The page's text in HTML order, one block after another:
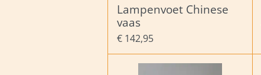
Lampenvoet Chinese
vaas
€ 142,95